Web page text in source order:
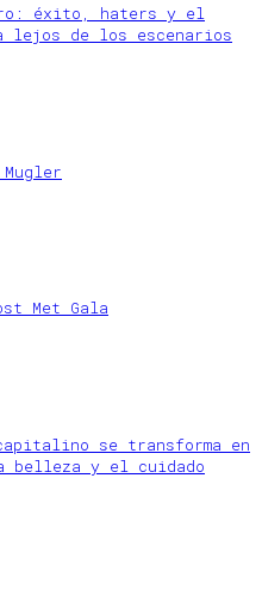
éxito, haters y el
lejos de los escenarios
Met Gala
se transforma en
belleza y el cuidado